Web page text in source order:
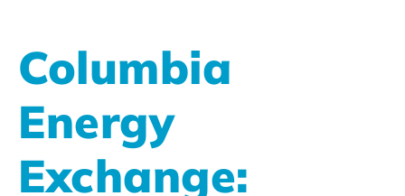
Columbia
Energy
Exchange: